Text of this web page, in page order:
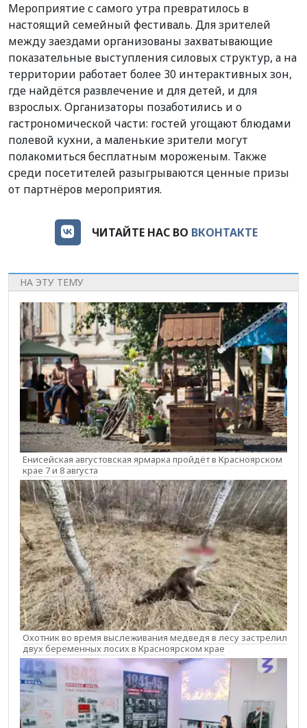
Мероприятие с самого утра превратилось в
настоящий семейный фестиваль. Для зрителей
между заездами организованы захватывающие
показательные выступления силовых структур, а на
территории работает более 30 интерактивных зон,
где найдётся развлечение и для детей, и для
взрослых. Организаторы позаботились и о
гастрономической части: гостей угощают блюдами
полевой кухни, а маленькие зрители могут
полакомиться бесплатным мороженым. Также
среди посетителей разыгрываются ценные призы
от партнёров мероприятия.
ЧИТАЙТЕ НАС ВО ВКОНТАКТЕ
НА ЭТУ ТЕМУ
Енисейская августовская ярмарка пройдёт в Красноярском
крае 7 и 8 августа
Охотник во время выслеживания медведя в лесу застрелил
двух беременных лосих в Красноярском крае